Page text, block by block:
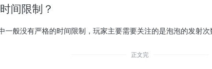
间限制？
一般没有严格的时间限制，玩家主要需要关注的是泡泡的发射次
正文完